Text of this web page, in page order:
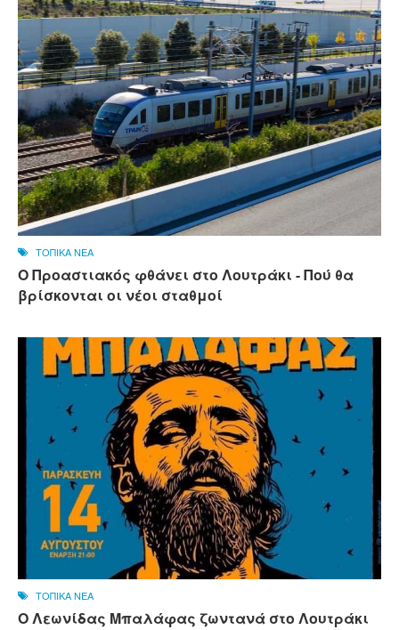
ΤΟΠΙΚΑ ΝΕΑ
Ο Προαστιακός φθάνει στο Λουτράκι - Πού θα
βρίσκονται οι νέοι σταθμοί
ΤΟΠΙΚΑ ΝΕΑ
Ο Λεωνίδας Μπαλάφας ζωντανά στο Λουτράκι